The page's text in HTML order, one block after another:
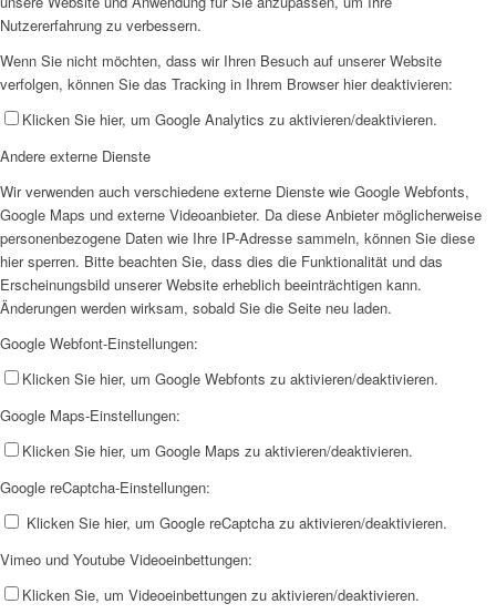
Nutzererfahrung zu verbessern.
Wenn Sie nicht möchten, dass wir Ihren Besuch auf unserer Website
verfolgen, können Sie das Tracking in Ihrem Browser hier deaktivieren:
Klicken Sie hier, um Google Analytics zu aktivieren/deaktivieren.
Andere externe Dienste
Wir verwenden auch verschiedene externe Dienste wie Google Webfonts,
Google Maps und externe Videoanbieter. Da diese Anbieter möglicherweise
personenbezogene Daten wie Ihre IP-Adresse sammeln, können Sie diese
hier sperren. Bitte beachten Sie, dass dies die Funktionalität und das
Erscheinungsbild unserer Website erheblich beeinträchtigen kann.
Änderungen werden wirksam, sobald Sie die Seite neu laden.
Google Webfont-Einstellungen:
Klicken Sie hier, um Google Webfonts zu aktivieren/deaktivieren.
Google Maps-Einstellungen:
Klicken Sie hier, um Google Maps zu aktivieren/deaktivieren.
Google reCaptcha-Einstellungen:
Klicken Sie hier, um Google reCaptcha zu aktivieren/deaktivieren.
Vimeo und Youtube Videoeinbettungen:
Klicken Sie, um Videoeinbettungen zu aktivieren/deaktivieren.